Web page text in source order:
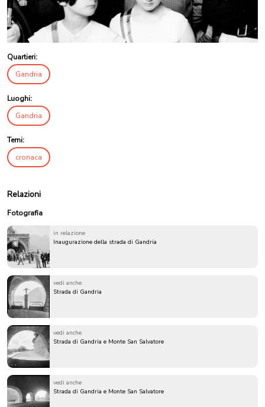
Quartieri:
Gandria
Luoghi:
Gandria
Temi:
cronaca
Relazioni
Fotografia
in relazione
Inaugurazione della strada di Gandria
vedi anche
Strada di Gandria
vedi anche
Strada di Gandria e Monte San Salvatore
vedi anche
Strada di Gandria e Monte San Salvatore